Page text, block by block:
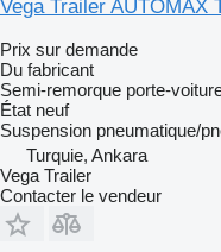
Vega Trailer AUTOMAX
Prix sur demande
Du fabricant
Semi-remorque porte-
État neuf
Suspension pneumatique/
Turquie, Ankara
Vega Trailer
Contacter le vendeur